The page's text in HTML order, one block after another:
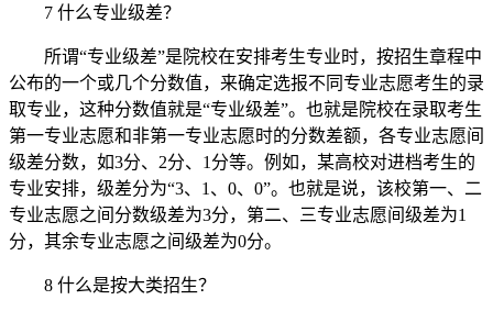
7 什么专业级差？
所谓“专业级差”是院校在安排考生专业时，按招生章程中
公布的一个或几个分数值，来确定选报不同专业志愿考生的录
取专业，这种分数值就是“专业级差”。也就是院校在录取考生
第一专业志愿和非第一专业志愿时的分数差额，各专业志愿间
级差分数，如3分、2分、1分等。例如，某高校对进档考生的
专业安排，级差分为“3、1、0、0”。也就是说，该校第一、二
专业志愿之间分数级差为3分，第二、三专业志愿间级差为1
分，其余专业志愿之间级差为0分。
8 什么是按大类招生？